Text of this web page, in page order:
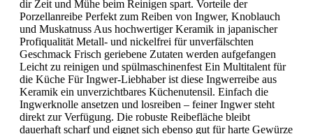
dir Zeit und Mühe beim Reinigen spart. Vorteile der
Porzellanreibe Perfekt zum Reiben von Ingwer, Knoblauch
und Muskatnuss Aus hochwertiger Keramik in japanischer
Profiqualität Metall- und nickelfrei für unverfälschten
Geschmack Frisch geriebene Zutaten werden aufgefangen
Leicht zu reinigen und spülmaschinenfest Ein Multitalent für
die Küche Für Ingwer-Liebhaber ist diese Ingwerreibe aus
Keramik ein unverzichtbares Küchenutensil. Einfach die
Ingwerknolle ansetzen und losreiben – feiner Ingwer steht
direkt zur Verfügung. Die robuste Reibefläche bleibt
dauerhaft scharf und eignet sich ebenso gut für harte Gewürze